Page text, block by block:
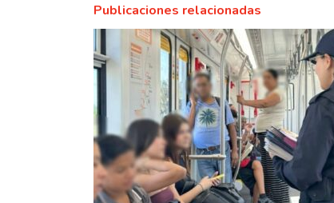
Publicaciones relacionadas